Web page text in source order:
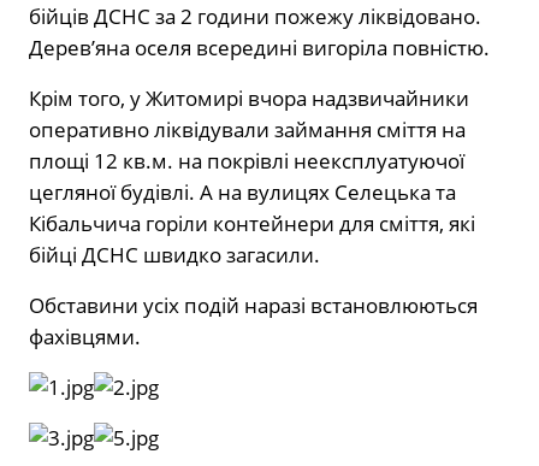
бійців ДСНС за 2 години пожежу ліквідовано.
Дерев’яна оселя всередині вигоріла повністю.
Крім того, у Житомирі вчора надзвичайники
оперативно ліквідували займання сміття на
площі 12 кв.м. на покрівлі неексплуатуючої
цегляної будівлі. А на вулицях Селецька та
Кібальчича горіли контейнери для сміття, які
бійці ДСНС швидко загасили.
Обставини усіх подій наразі встановлюються
фахівцями.